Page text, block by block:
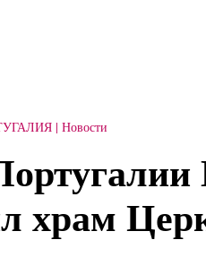
Новости
храм